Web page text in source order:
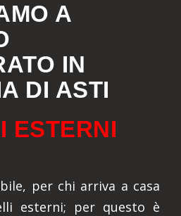
A
IN
DI ASTI
ESTERNI
per chi arriva a casa
esterni; per questo è